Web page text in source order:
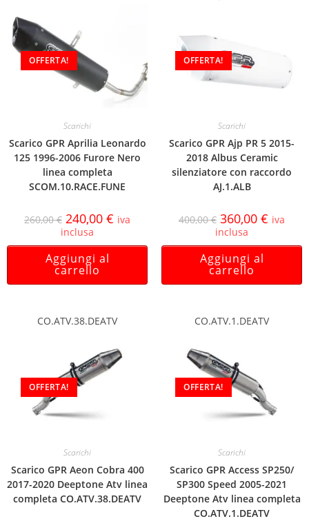
OFFERTA!
Scarichi
Scarico GPR Aprilia Leonardo
125 1996-2006 Furore Nero
linea completa
SCOM.10.RACE.FUNE
260,00€ 240,00 € iva
inclusa
Aggiungi al
carrello
OFFERTA!
Scarichi
Scarico GPR Ajp PR 5 2015-
2018 Albus Ceramic
silenziatore con raccordo
AJ.1.ALB
400,00€ 360,00 € iva
inclusa
Aggiungi al
carrello
CO.ATV.38.DEATV
OFFERTA!
Scarichi
Scarico GPR Aeon Cobra 400
2017-2020 Deeptone Atv linea
completa CO.ATV.38.DEATV
CO.ATV.1.DEATV
OFFERTA!
Scarichi
Scarico GPR Access SP250/
SP300 Speed 2005-2021
Deeptone Atv linea completa
CO.ATV.1.DEATV